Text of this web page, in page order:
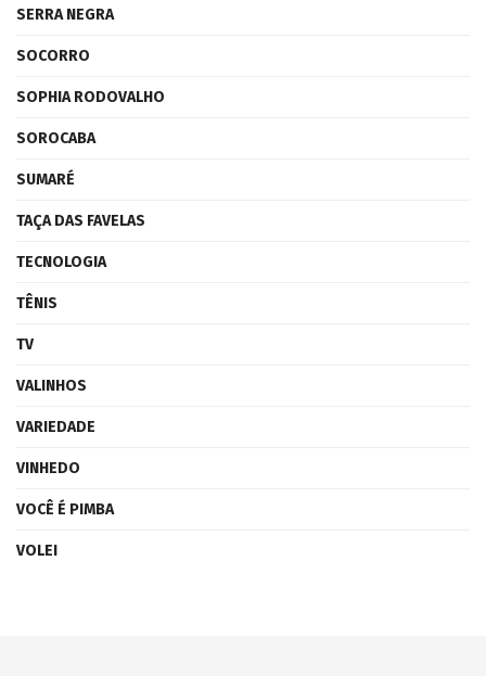
SERRA NEGRA
SOCORRO
SOPHIA RODOVALHO
SOROCABA
SUMARÉ
TAÇA DAS FAVELAS
TECNOLOGIA
TÊNIS
TV
VALINHOS
VARIEDADE
VINHEDO
VOCÊ É PIMBA
VOLEI